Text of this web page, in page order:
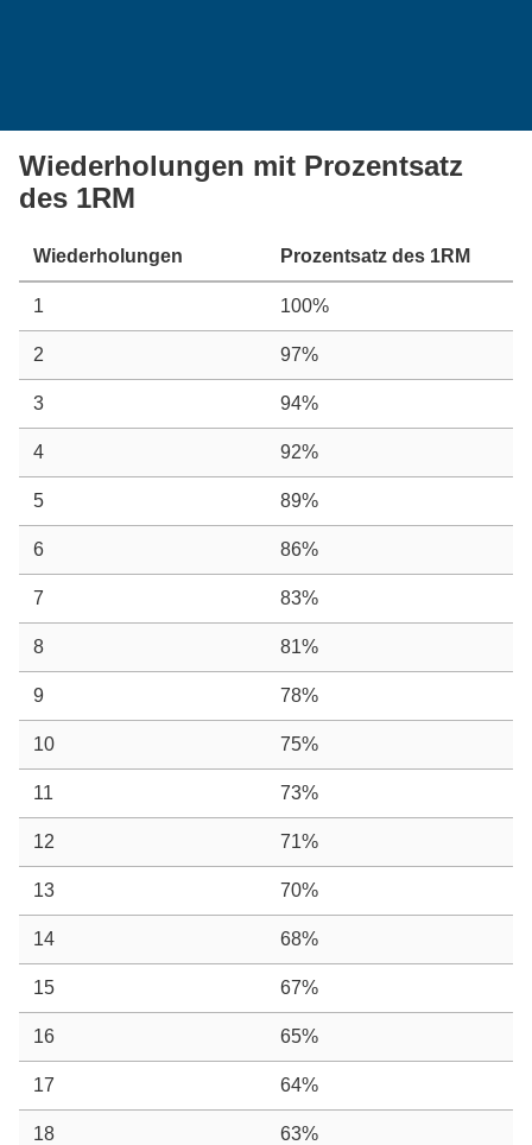
Wiederholungen mit Prozentsatz
des 1RM
Wiederholungen Prozentsatz des 1RM
1 100%
2 97%
3 94%
4 92%
5 89%
6 86%
7 83%
8 81%
9 78%
10 75%
11 73%
12 71%
13 70%
14 68%
15 67%
16 65%
17 64%
18 63%